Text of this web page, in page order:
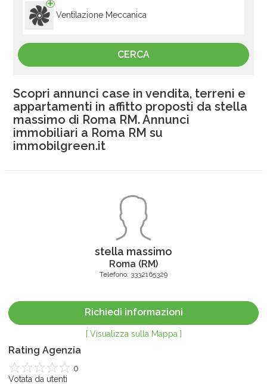
Ventilazione Meccanica
Scopri annunci case in vendita, terreni e
appartamenti in affitto proposti da stella
massimo di Roma RM. Annunci
immobiliari a Roma RM su
immobilgreen.it
stella massimo
Roma (RM)
Telefono: 3332165329
Richiedi informazioni
[ Visualizza sulla Mappa ]
Rating Agenzia
5
4
3
2
1
0
Votata da utenti